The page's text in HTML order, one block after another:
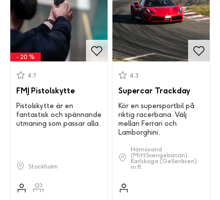
- 20 %
FMJ Pistolskytte
4.7
Pistolskytte är en
fantastisk och spännande
utmaning som passar alla.
Stockholm
Supercar Trackday
4.3
Kör en supersportbil på
riktig racerbana. Välj
mellan Ferrari och
Lamborghini.
Härnösand
(MittSverigebanan),
Karlskoga (Gelleråsen)
m.fl.